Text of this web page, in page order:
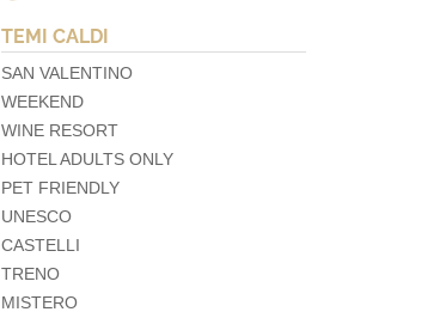
TEMI CALDI
SAN VALENTINO
WEEKEND
WINE RESORT
HOTEL ADULTS ONLY
PET FRIENDLY
UNESCO
CASTELLI
TRENO
MISTERO